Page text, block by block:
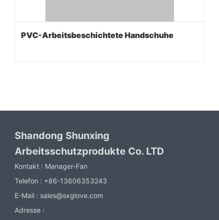
PVC-Arbeitsbeschichtete Handschuhe
Shandong Shunxing
Arbeitsschutzprodukte Co. LTD
Kontakt : Manager-Fan
Telefon : +86-13606353243
E-Mail : sales@sxglove.com
Adresse :